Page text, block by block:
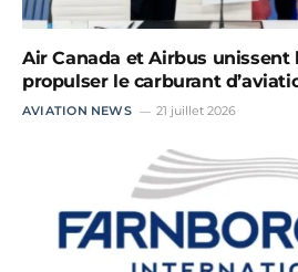
Air Canada et Airbus unissent
propulser le carburant
AVIATION NEWS 21 juillet 2026